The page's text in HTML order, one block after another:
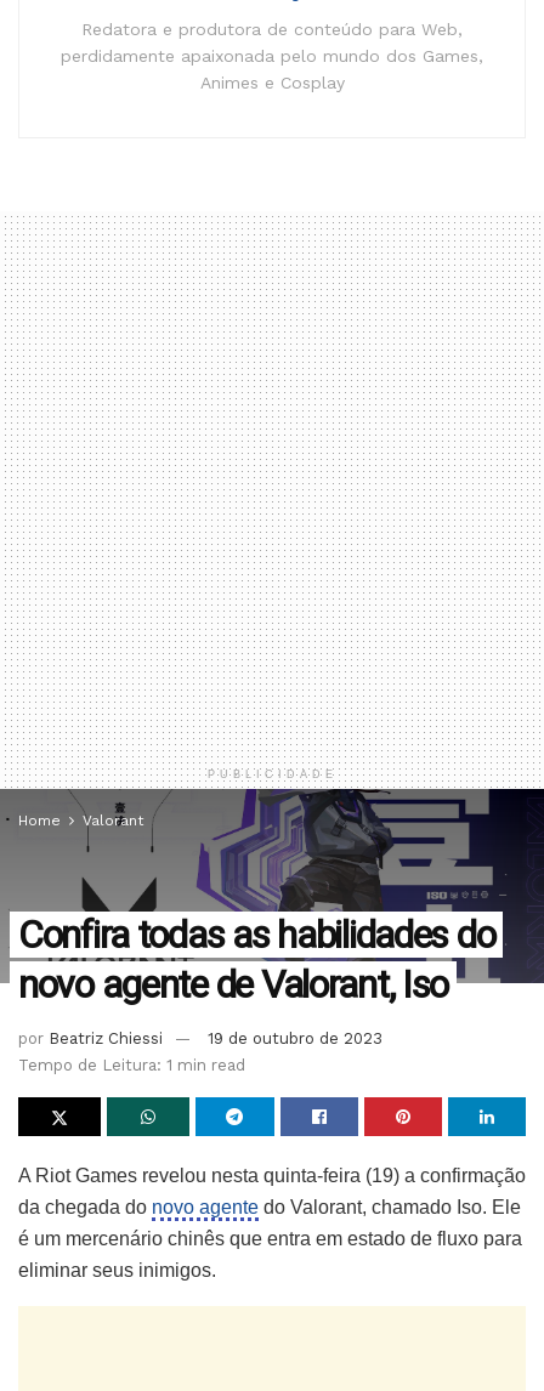
Redatora e produtora de conteúdo para Web,
perdidamente apaixonada pelo mundo dos Games,
Animes e Cosplay
PUBLICIDADE
Home Valorant
Confira todas as habilidades do
novo agente de Valorant, Iso
por Beatriz Chiessi
19 de outubro de 2023
Tempo de Leitura: 1 min read
A Riot Games revelou nesta quinta-feira (19) a confirmação
da chegada do novo agente do Valorant, chamado Iso. Ele
é um mercenário chinês que entra em estado de fluxo para
eliminar seus inimigos.